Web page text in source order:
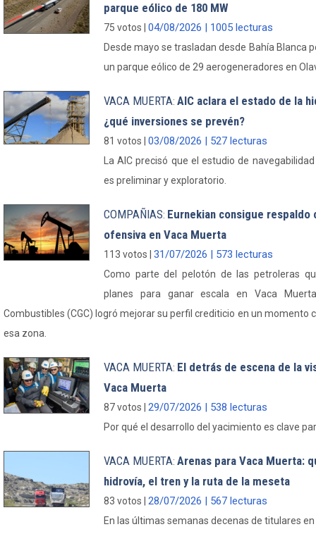
parque eólico de 180 MW
75 votos | 04/08/2026 | 1005 lecturas
Desde mayo se trasladan desde Bahía Blanca
un parque eólico de 29 aerogeneradores en
VACA MUERTA: AIC aclara el estado de la
¿qué inversiones se prevén?
81 votos | 03/08/2026 | 527 lecturas
La AIC precisó que el estudio de
es preliminar y exploratorio.
COMPAÑIAS: Eurnekian consigue respaldo
ofensiva en Vaca Muerta
113 votos | 31/07/2026 | 573 lecturas
Como parte del pelotón de las petroleras
planes para ganar escala en Vaca
Combustibles (CGC) logró mejorar su perfil crediticio en un momento
esa zona.
VACA MUERTA: El detrás de escena de la
Vaca Muerta
87 votos | 29/07/2026 | 538 lecturas
Por qué el desarrollo del yacimiento es clave
VACA MUERTA: Arenas para Vaca Muerta:
hidrovía, el tren y la ruta de la meseta
83 votos | 28/07/2026 | 567 lecturas
En las últimas semanas decenas de titulares